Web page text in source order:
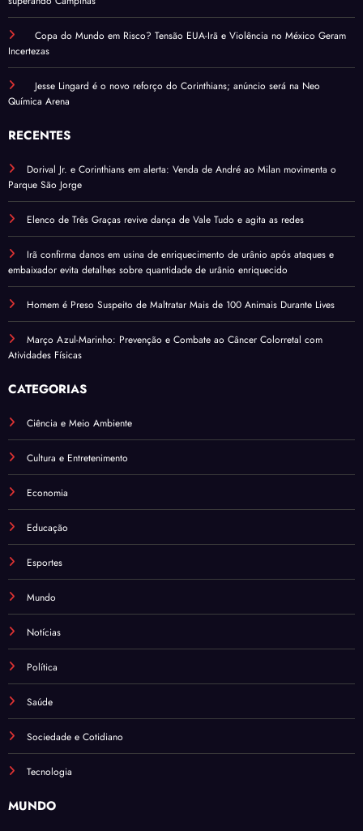
Copa do Mundo em Risco? Tensão EUA-Irã e Violência no México Geram
Incertezas
Jesse Lingard é o novo reforço do Corinthians; anúncio será na Neo
Química Arena
RECENTES
Dorival Jr. e Corinthians em alerta: Venda de André ao Milan movimenta o
Parque São Jorge
Elenco de Três Graças revive dança de Vale Tudo e agita as redes
Irã confirma danos em usina de enriquecimento de urânio após ataques e
embaixador evita detalhes sobre quantidade de urânio enriquecido
Homem é Preso Suspeito de Maltratar Mais de 100 Animais Durante Lives
Março Azul-Marinho: Prevenção e Combate ao Câncer Colorretal com
Atividades Físicas
CATEGORIAS
Ciência e Meio Ambiente
Cultura e Entretenimento
Economia
Educação
Esportes
Mundo
Notícias
Política
Saúde
Sociedade e Cotidiano
Tecnologia
MUNDO